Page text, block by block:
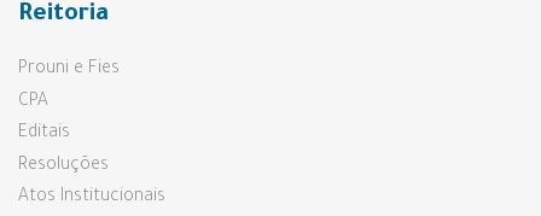
Reitoria
Prouni e Fies
CPA
Editais
Resoluções
Atos Institucionais